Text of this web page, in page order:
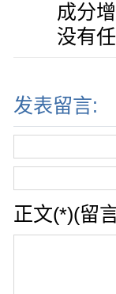
成分
没有
发表留言:
正文(*)(留